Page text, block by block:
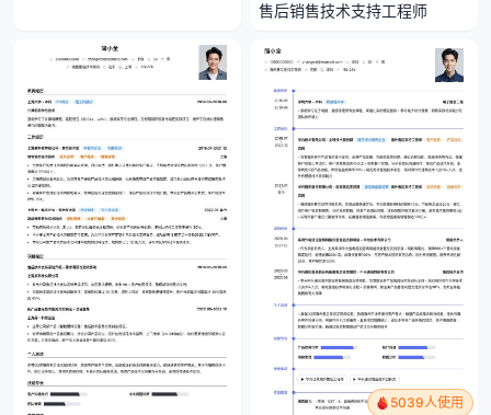
售后销售技术支持工程师
5039人使用